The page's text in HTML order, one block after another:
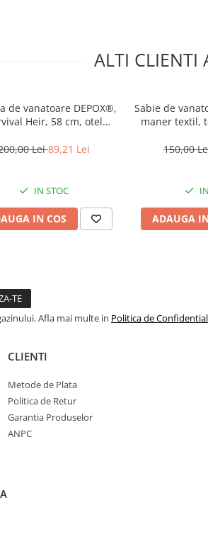
ALTI CLIENTI
de vanatoare DEPOX®,
Heir, 58 cm, otel
Lei89,21 Lei
IN STOC
IN COS
Sabie de
maner textil,
150,00
ADAUGA
Afla mai multe in Politica de
CLIENTI
Metode de Plata
Politica de Retur
Garantia Produselor
ANPC